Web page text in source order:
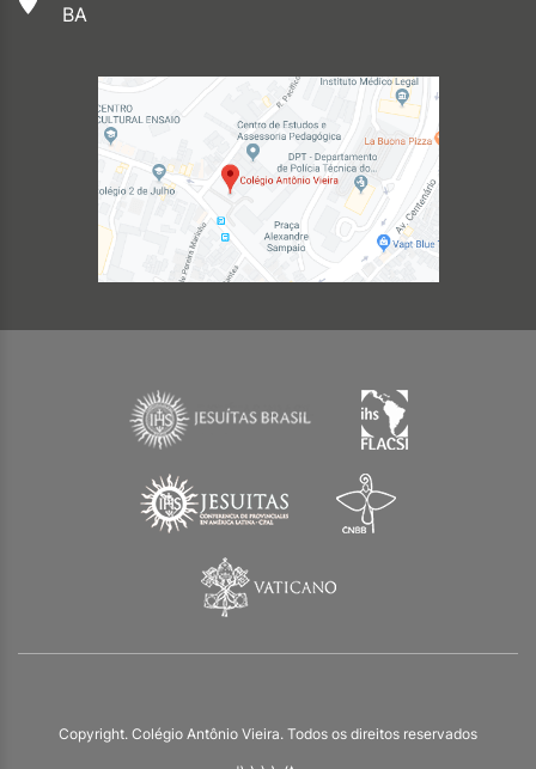
BA
Copyright. Colégio Antônio Vieira. Todos os direitos reservados